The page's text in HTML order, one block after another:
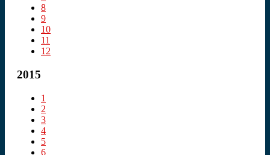
8
9
10
11
12
2015
1
2
3
4
5
6